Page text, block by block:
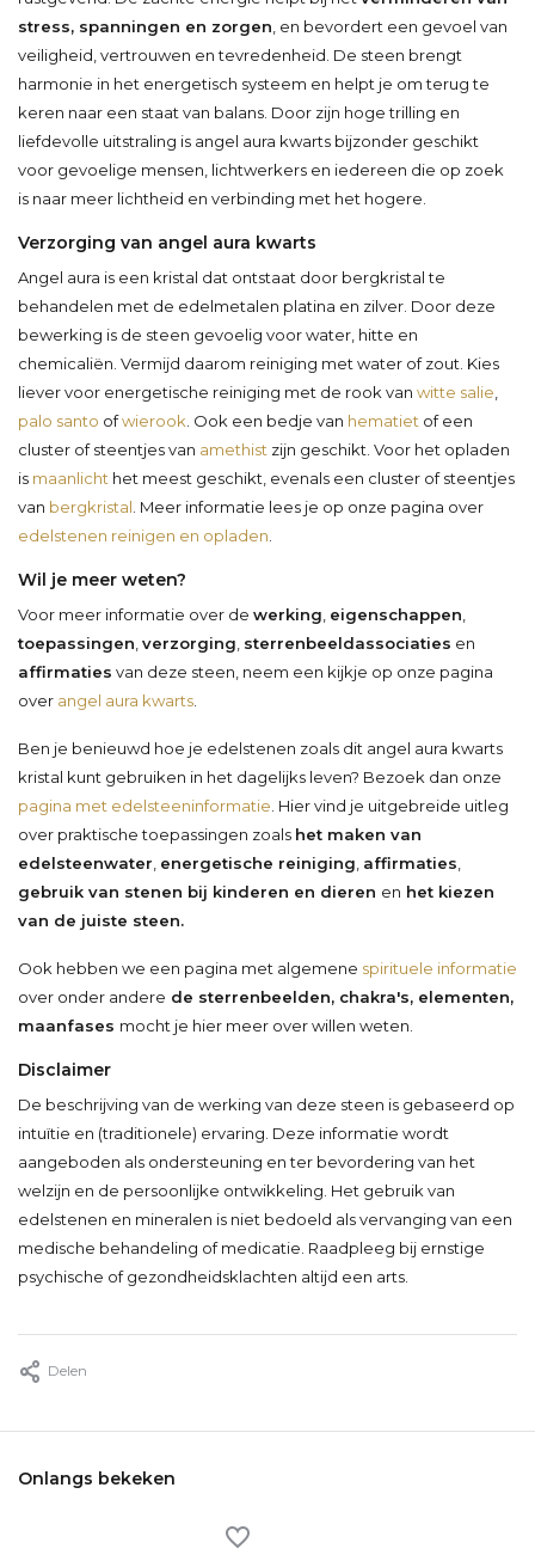
stress, spanningen en zorgen , en bevordert een gevoel van
veiligheid, vertrouwen en tevredenheid. De steen brengt
harmonie in het energetisch systeem en helpt je om terug te
keren naar een staat van balans. Door zijn hoge trilling en
liefdevolle uitstraling is angel aura kwarts bijzonder geschikt
voor gevoelige mensen, lichtwerkers en iedereen die op zoek
is naar meer lichtheid en verbinding met het hogere.
Verzorging van angel aura kwarts
Angel aura is een kristal dat ontstaat door bergkristal te
behandelen met de edelmetalen platina en zilver. Door deze
bewerking is de steen gevoelig voor water, hitte en
chemicaliën. Vermijd daarom reiniging met water of zout. Kies
liever voor energetische reiniging met de rook van witte salie
palo santo ofwierook . Ook een bedje van hematiet of een
cluster of steentjes van amethist zijn geschikt. Voor het opladen
is maanlicht het meest geschikt, evenals een cluster of steentjes
van bergkristal . Meer informatie lees je op onze pagina over
edelstenen reinigen en opladen
Wil je meer weten?
Voor meer informatie over de werking eigenschappen
toepassingen verzorging sterrenbeeldassociaties en
affirmaties van deze steen, neem een kijkje op onze pagina
over angel aura kwarts
Ben je benieuwd hoe je edelstenen zoals dit angel aura kwarts
kristal kunt gebruiken in het dagelijks leven? Bezoek dan onze
pagina met edelsteeninformatie . Hier vind je uitgebreide uitleg
over praktische toepassingen zoals het maken van
edelsteenwater energetische reiniging affirmaties
gebruik van stenen bij kinderen en dieren en het kiezen
van de juiste steen.
Ook hebben we een pagina met algemene spirituele informatie
over onder andere de sterrenbeelden, chakra's, elementen,
maanfases mocht je hier meer over willen weten.
Disclaimer
De beschrijving van de werking van deze steen is gebaseerd op
intuïtie en (traditionele) ervaring. Deze informatie wordt
aangeboden als ondersteuning en ter bevordering van het
welzijn en de persoonlijke ontwikkeling. Het gebruik van
edelstenen en mineralen is niet bedoeld als vervanging van een
medische behandeling of medicatie. Raadpleeg bij ernstige
psychische of gezondheidsklachten altijd een arts.
Delen
Onlangs bekeken